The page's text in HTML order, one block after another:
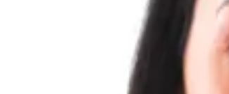
телефон, перезвоним мгновенно: